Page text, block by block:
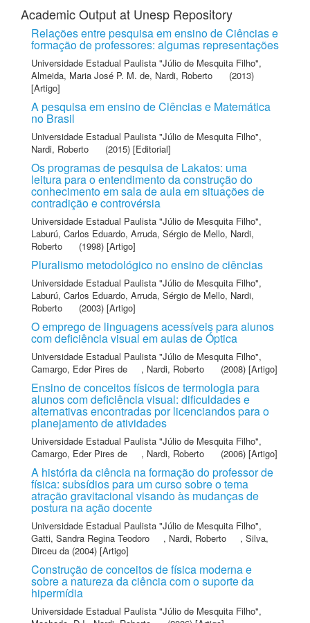
Academic Output at Unesp Repository
Relações entre pesquisa em ensino de Ciências e
formação de professores: algumas representações
Universidade Estadual Paulista "Júlio de Mesquita Filho",
Almeida, Maria José P. M. de, Nardi, Roberto
(2013)
[Artigo]
A pesquisa em ensino de Ciências e Matemática
no Brasil
Universidade Estadual Paulista "Júlio de Mesquita Filho",
Nardi, Roberto
(2015) [Editorial]
Os programas de pesquisa de Lakatos: uma
leitura para o entendimento da construção do
conhecimento em sala de aula em situações de
contradição e controvérsia
Universidade Estadual Paulista "Júlio de Mesquita Filho",
Laburú, Carlos Eduardo, Arruda, Sérgio de Mello, Nardi,
Roberto
(1998) [Artigo]
Pluralismo metodológico no ensino de ciências
Universidade Estadual Paulista "Júlio de Mesquita Filho",
Laburú, Carlos Eduardo, Arruda, Sérgio de Mello, Nardi,
Roberto
(2003) [Artigo]
O emprego de linguagens acessíveis para alunos
com deficiência visual em aulas de Óptica
Universidade Estadual Paulista "Júlio de Mesquita Filho",
Camargo, Eder Pires de
, Nardi, Roberto (2008) [Artigo]
Ensino de conceitos físicos de termologia para
alunos com deficiência visual: dificuldades e
alternativas encontradas por licenciandos para o
planejamento de atividades
Universidade Estadual Paulista "Júlio de Mesquita Filho",
Camargo, Eder Pires de
, Nardi, Roberto (2006) [Artigo]
A história da ciência na formação do professor de
física: subsídios para um curso sobre o tema
atração gravitacional visando às mudanças de
postura na ação docente
Universidade Estadual Paulista "Júlio de Mesquita Filho",
Gatti, Sandra Regina Teodoro
, Nardi, Roberto , Silva,
Dirceu da (2004) [Artigo]
Construção de conceitos de física moderna e
sobre a natureza da ciência com o suporte da
hipermídia
Universidade Estadual Paulista "Júlio de Mesquita Filho",